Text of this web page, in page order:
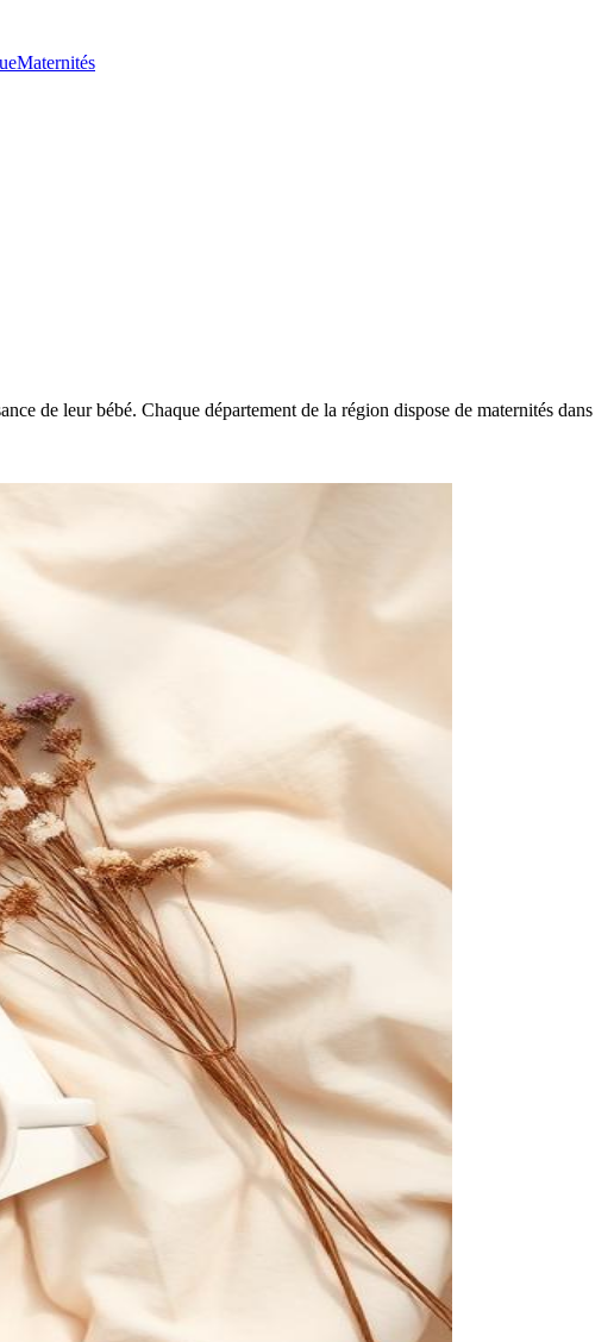
Maternités
de leur bébé. Chaque département de la région dispose de maternités dans